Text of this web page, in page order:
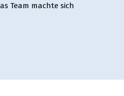
Team machte sich